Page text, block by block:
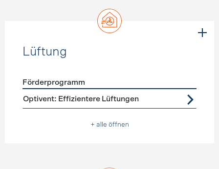
Lüftung
Förderprogramme Lüftung
Förderprogramm
Optivent: Effizientere Lüftungen
+ alle öffnen